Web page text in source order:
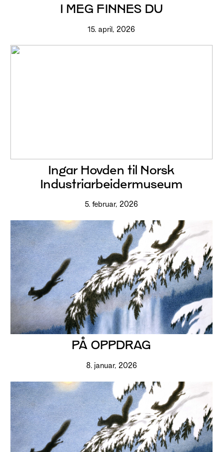
I MEG FINNES DU
15. april, 2026
Ingar Hovden til Norsk
Industriarbeidermuseum
5. februar, 2026
PÅ OPPDRAG
8. januar, 2026